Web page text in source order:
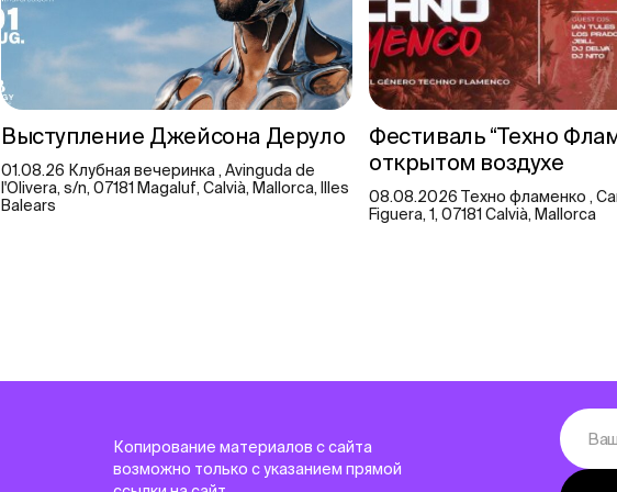
Выступление Джейсона Деруло
01.08.26 Клубная вечеринка , Avinguda de
l'Olivera, s/n, 07181 Magaluf, Calvià, Mallorca, Illes
Balears
Фестиваль “Техно
открытом воздухе
08.08.2026 Техно фламенко ,
Figuera, 1, 07181 Calvià, Mallorca
Копирование материалов с сайта
возможно только с указанием прямой